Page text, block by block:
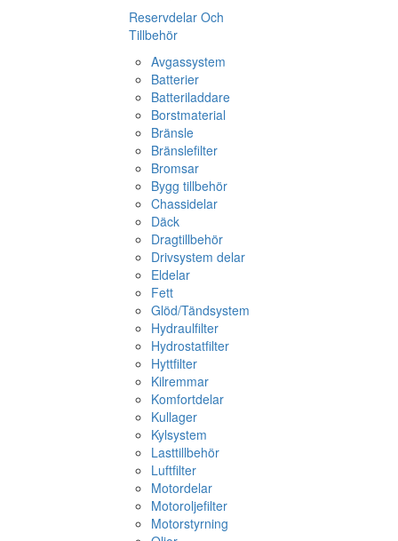
Reservdelar Och
Tillbehör
Avgassystem
Batterier
Batteriladdare
Borstmaterial
Bränsle
Bränslefilter
Bromsar
Bygg tillbehör
Chassidelar
Däck
Dragtillbehör
Drivsystem delar
Eldelar
Fett
Glöd/Tändsystem
Hydraulfilter
Hydrostatfilter
Hyttfilter
Kilremmar
Komfortdelar
Kullager
Kylsystem
Lasttillbehör
Luftfilter
Motordelar
Motoroljefilter
Motorstyrning